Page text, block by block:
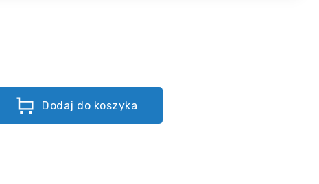
Dodaj do koszyka